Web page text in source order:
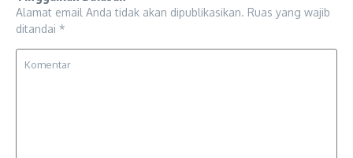
Alamat email Anda tidak akan dipublikasikan. Ruas yang wajib
ditandai *